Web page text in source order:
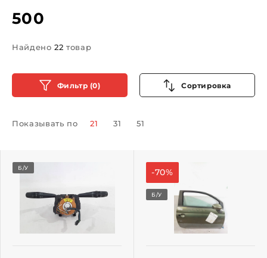
500
Найдено22 товар
Фильтр (0) Сортировка
Показывать по 21 31 51
Б/У -70%
Б/У